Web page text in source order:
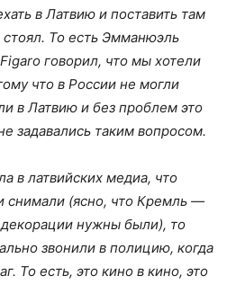
в Латвию и поставить там
То есть Эмманюэль
говорил, что мы хотели
что в России не могли
в Латвию и без проблем это
задавались таким вопросом.
в латвийских медиа, что
снимали (ясно, что Кремль —
нужны были), то
звонили в полицию, когда
То есть, это кино в кино, это